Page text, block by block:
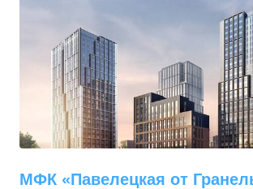
МФК «Павелецкая от